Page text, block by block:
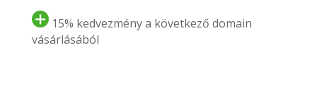
15% kedvezmény a következő domain
vásárlásából